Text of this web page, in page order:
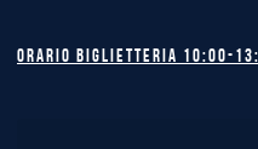
Orario biglietteria 10:00-